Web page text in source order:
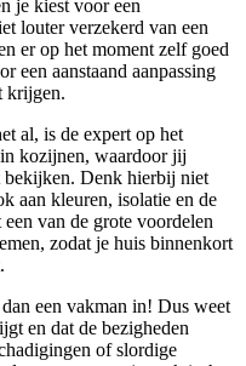
je kiest voor een
louter verzekerd van een
er op het moment zelf goed
een aanstaand aanpassing
krijgen.
al, is de expert op het
kozijnen, waardoor jij
bekijken. Denk hierbij niet
aan kleuren, isolatie en de
van de grote voordelen
zodat je huis binnenkort
een vakman in! Dus weet
en dat de bezigheden
of slordige